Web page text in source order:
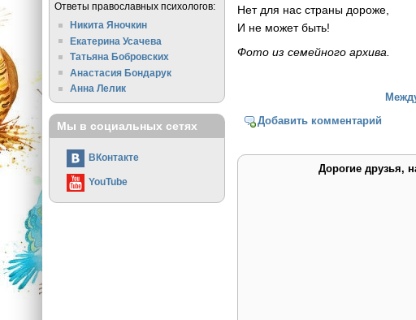
Нет для нас страны дороже,
И не может быть!
Фото из семейного архива.
Добавить комментарий
Дорогие друзья,
Ответы православных психологов:
Никита Яночкин
Екатерина Усачева
Татьяна Бобровских
Анастасия Бондарук
Анна Лелик
Мы в социальных сетях
ВКонтакте
YouTube